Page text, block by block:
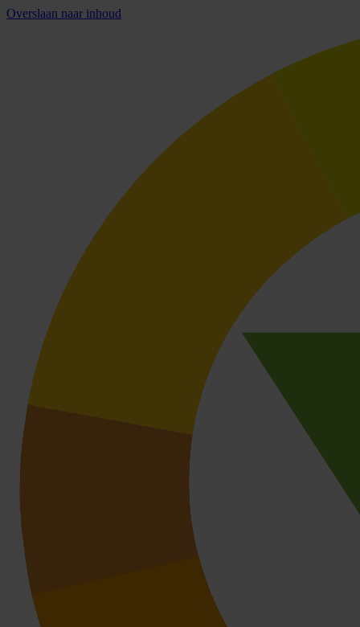
Overslaan naar inhoud